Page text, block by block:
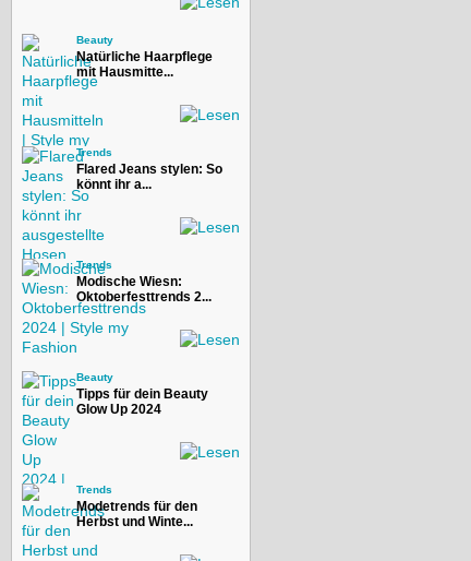
Beauty
Natürliche Haarpflege
mit Hausmitte...
Trends
Flared Jeans stylen: So
könnt ihr a...
Trends
Modische Wiesn:
Oktoberfesttrends 2...
Beauty
Tipps für dein Beauty
Glow Up 2024
Trends
Modetrends für den
Herbst und Winte...